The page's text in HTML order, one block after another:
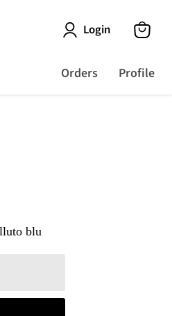
Login
Orders Profile
blu